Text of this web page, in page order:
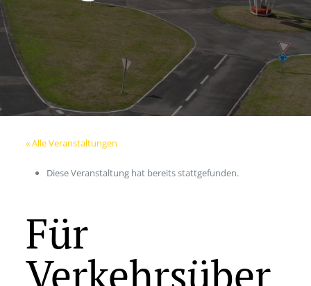
« Alle Veranstaltungen
Diese Veranstaltung hat bereits stattgefunden.
Für
Verkehrsüber